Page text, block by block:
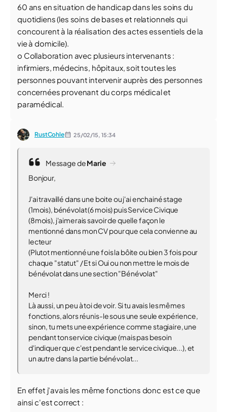
60 ans en situation de handicap dans les soins du
quotidiens (les soins de bases et relationnels qui
concourent à la réalisation des actes essentiels de la
vie à domicile).
o Collaboration avec plusieurs intervenants :
infirmiers, médecins, hôpitaux, soit toutes les
personnes pouvant intervenir auprès des personnes
concernées provenant du corps médical et
paramédical.
RustCohle 25/02/15, 15:34
Message deMarie
Bonjour,
J'ai travaillé dans une boite ou j'ai enchainé stage
(1mois), bénévolat (6 mois) puis Service Civique
(8mois), j'aimerais savoir de quelle façon le
mentionné dans mon CV pour que cela convienne au
lecteur
(Plutot mentionné une fois la bôite ou bien 3 fois pour
chaque "statut" / Et si Oui ou non mettre le mois de
bénévolat dans une section "Bénévolat"
Merci !
Là aussi, un peu à toi de voir. Si tu avais les mêmes
fonctions, alors réunis-le sous une seule expérience,
sinon, tu mets une expérience comme stagiaire, une
pendant ton service civique (mais pas besoin
d'indiquer que c'est pendant le service civique...), et
un autre dans la partie bénévolat...
En effet j'avais les même fonctions donc est ce que
ainsi c'est correct :